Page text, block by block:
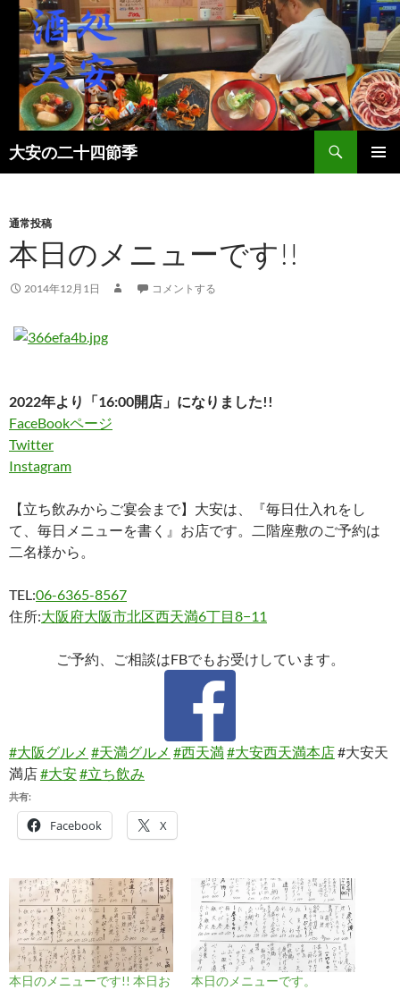
大安の二十四節季
検
索
ン
へ
キ
プ
通常投稿
本日のメニューです!!
2014年12月1日 コメントする
2022年より「16:00開店」になりました!!
FaceBookページ
Twitter
Instagram
【立ち飲みからご宴会まで】大安は、『毎日仕入れをし
て、毎日メニューを書く』お店です。二階座敷のご予約は
二名様から。
TEL:06-6365-8567
住所:大阪府大阪市北区西天満6丁目8−11
ご予約、ご相談はFBでもお受けしています。
#大阪グルメ #天満グルメ #西天満#大安西天満本店#大安天
満店#大安#立ち飲み
共有:
Facebook X
本日のメニューです!! 本日お
本日のメニューです。